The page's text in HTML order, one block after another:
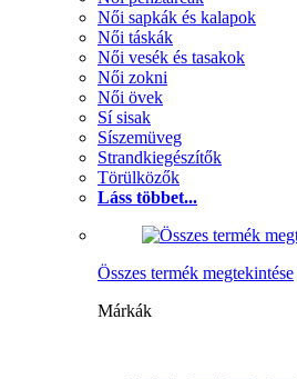
Női sapkák és kalapok
Női táskák
Női vesék és tasakok
Női zokni
Női övek
Sí sisak
Síszemüveg
Strandkiegészítők
Törülközők
Láss többet...
Összes termék megtekintése
Márkák